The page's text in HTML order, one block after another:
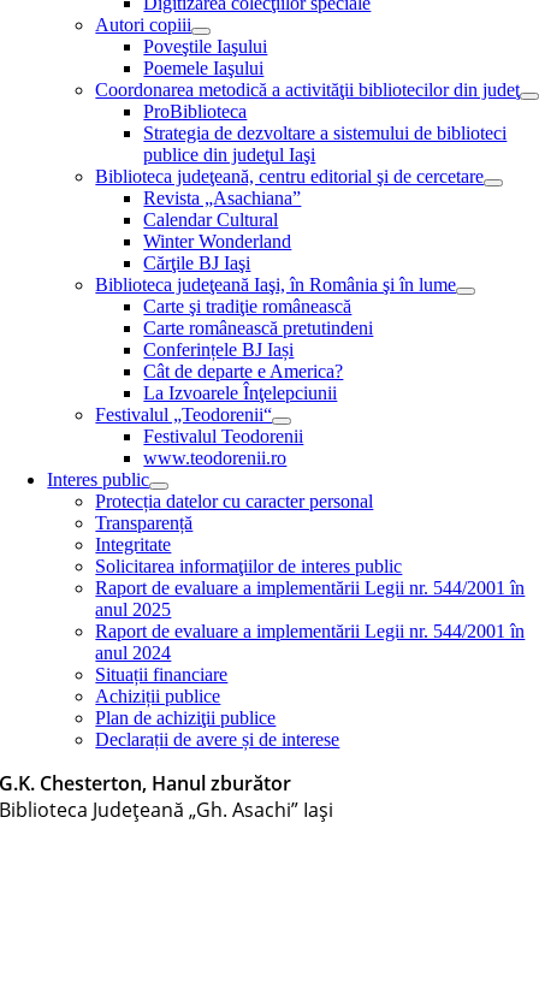
Autori copiii
Poveştile Iaşului
Poemele Iaşului
Coordonarea metodică a activităţii bibliotecilor din judeţ
ProBiblioteca
Strategia de dezvoltare a sistemului de biblioteci
publice din judeţul Iaşi
Biblioteca judeţeană, centru editorial şi de cercetare
Revista „Asachiana”
Calendar Cultural
Winter Wonderland
Cărţile BJ Iaşi
Biblioteca judeţeană Iaşi, în România şi în lume
Carte şi tradiţie românească
Carte românească pretutindeni
Conferințele BJ Iași
Cât de departe e America?
La Izvoarele Înţelepciunii
Festivalul „Teodorenii“
Festivalul Teodorenii
www.teodorenii.ro
Interes public
Protecția datelor cu caracter personal
Transparență
Integritate
Solicitarea informaţiilor de interes public
Raport de evaluare a implementării Legii nr. 544/2001 în
anul 2025
Raport de evaluare a implementării Legii nr. 544/2001 în
anul 2024
Situații financiare
Achiziții publice
Plan de achiziţii publice
Declarații de avere și de interese
G.K. Chesterton, Hanul zburător
Biblioteca Judeţeană „Gh. Asachi” Iaşi